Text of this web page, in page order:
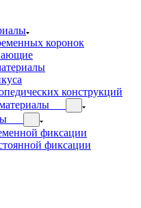
коронок
конструкций
фиксации
фиксации